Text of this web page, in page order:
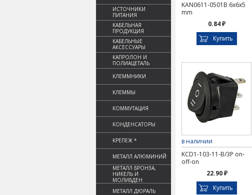
ИСТОЧНИКИ
ПИТАНИЯ
КАБЕЛЬНАЯ
ПРОДУКЦИЯ
КАБЕЛЬНЫЕ
АКСЕССУАРЫ
КАПРОЛОН И
ПОЛИАЦЕТАЛЬ
КЛЕММНИКИ
КЛЕММЫ
КОММУТАЦИЯ
КОНДЕНСАТОРЫ
КРЕПЕЖ *
МЕТАЛЛ АЛЮМИНИЙ
МЕТАЛЛ БРОНЗА,
НИКЕЛЬ И
МОЛИБДЕН
МЕТАЛЛ ДЮРАЛЬ
KAN0611-0501B 6x6x5
mm
0.84 ₽
Купить
в наличии
KCD1-103-11-B/3P on-
off-on
22.90 ₽
Купить